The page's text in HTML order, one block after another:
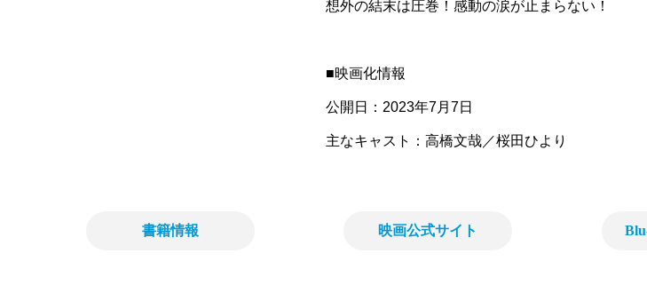
想外の結末は圧巻！感動の涙が止まらない！
■映画化情報
公開日：2023年7月7日
主なキャスト：高橋文哉／桜田ひより
書籍情報 映画公式サイト